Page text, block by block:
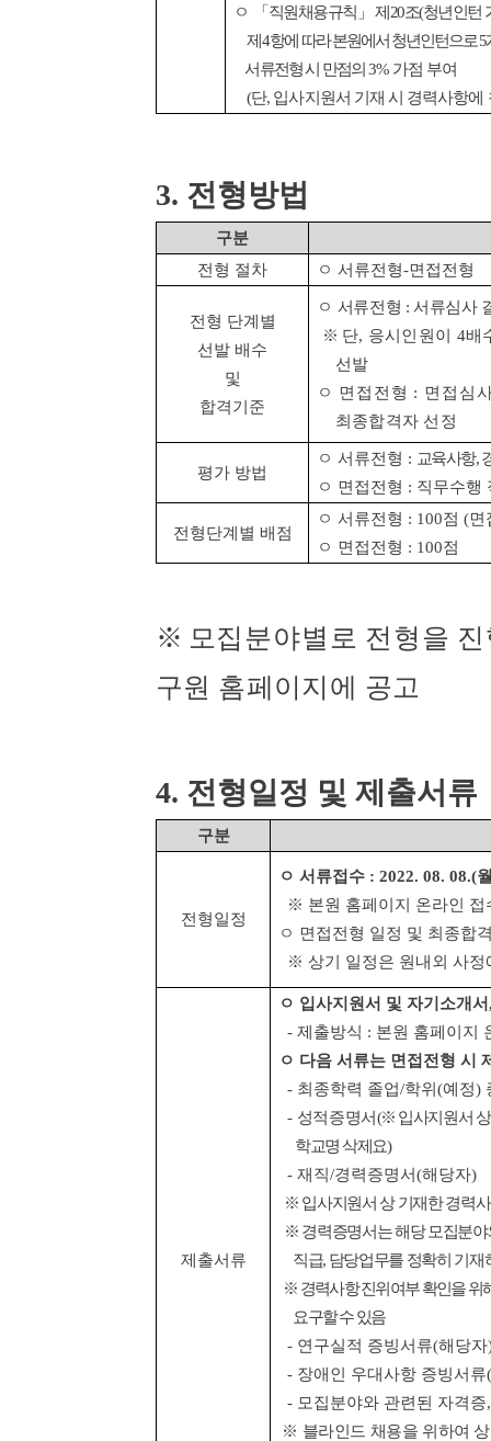
ㅇ 「 직원채용규칙 」제 20조(청년인턴
제4항에 따라본원에서 청년인턴으로5
서류전형시 만점의 3% 가점 부여
(단, 입사지원서 기재 시 경력사항
3. 전형방법
구분
전형 절차
ㅇ 서류전형-면접전형
전형 단계별
선발 배수
및
합격기준
ㅇ 서류전형 : 서류심사
※ 단, 응시인원이 4배
선발
ㅇ 면접전형 : 면접심
최종합격자 선정
평가 방법
ㅇ 서류전형 : 교육사항,
ㅇ 면접전형 : 직무수행
전형단계별 배점
ㅇ 서류전형 : 100점 (면
ㅇ 면접전형 : 100점
※ 모집분야별로 전형을
구원 홈페이지에 공고
4. 전형일정 및 제출서류
구분
전형일정
ㅇ 서류접수 : 2022. 08. 08.(
※ 본원 홈페이지 온라인
ㅇ 면접전형 일정 및 최종합
※ 상기 일정은 원내외 사
제출서류
ㅇ 입사지원서 및 자기소개서
- 제출방식 : 본원 홈페이지
ㅇ 다음 서류는 면접전형 시
- 최종학력 졸업/학위 (예정)
- 성적증명서(※ 입사지원서
학교명 삭제요)
- 재직/경력증명서(해당자)
※ 입사지원서 상 기재한 경력
※ 경력증명서는 해당 모집분
직급, 담당업무를 정확히 기재
※ 경력사항 진위여부 확인을 위
요구할 수 있음
- 연구실적 증빙서류(해당자
- 장애인 우대사항 증빙서류(
- 모집분야와 관련된 자격증
※ 블라인드 채용을 위하여